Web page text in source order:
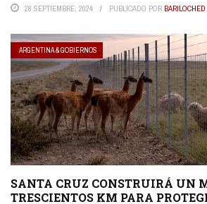
28 SEPTIEMBRE, 2024 PUBLICADO POR BARILOCHED
ARGENTINA & GOBIERNOS
SANTA CRUZ CONSTRUIRÁ UN
TRESCIENTOS KM PARA